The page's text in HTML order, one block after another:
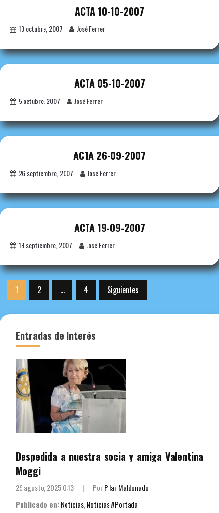
ACTA 10-10-2007
10 octubre, 2007 José Ferrer
ACTA 05-10-2007
5 octubre, 2007 José Ferrer
ACTA 26-09-2007
26 septiembre, 2007 José Ferrer
ACTA 19-09-2007
19 septiembre, 2007 José Ferrer
Paginación
1 2 … 4 Siguientes
Entradas de Interés
Despedida a nuestra socia y amiga Valentina
Moggi
29 agosto, 2025 0:13 | PorPilar Maldonado
Publicado en:Noticias,Noticias #Portada